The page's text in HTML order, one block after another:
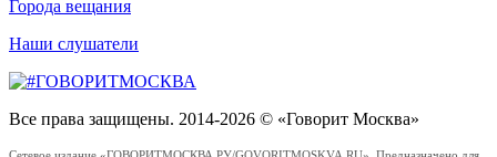
Города вещания
Наши слушатели
Все права защищены. 2014-2026 © «Говорит Москва»